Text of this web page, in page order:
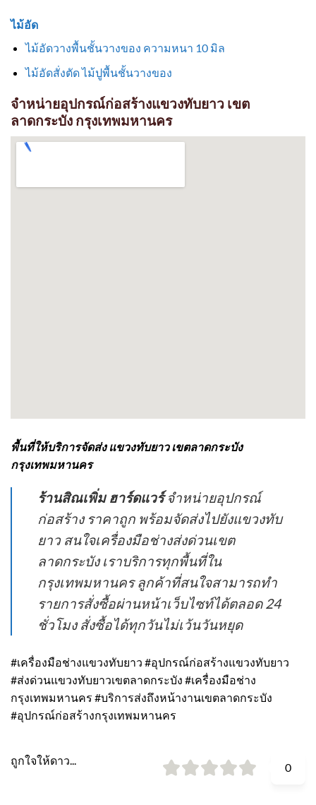
ไม้อัด
ไม้อัดวางพื้นชั้นวางของ ความหนา 10 มิล
ไม้อัดสั่งตัด ไม้ปูพื้นชั้นวางของ
จำหน่ายอุปกรณ์ก่อสร้างแขวงทับยาว เขต
ลาดกระบัง กรุงเทพมหานคร
พื้นที่ให้บริการจัดส่ง แขวงทับยาว เขตลาดกระบัง
กรุงเทพมหานคร
ร้านสิณเพิ่ม ฮาร์ดแวร์จำหน่ายอุปกรณ์
ก่อสร้าง ราคาถูก พร้อมจัดส่งไปยังแขวงทับ
ยาว สนใจเครื่องมือช่างส่งด่วนเขต
ลาดกระบัง เราบริการทุกพื้นที่ใน
กรุงเทพมหานคร ลูกค้าที่สนใจสามารถทำ
รายการสั่งซื้อผ่านหน้าเว็บไซท์ได้ตลอด 24
ชั่วโมง สั่งซื้อได้ทุกวันไม่เว้นวันหยุด
#เครื่องมือช่างแขวงทับยาว #อุปกรณ์ก่อสร้างแขวงทับยาว
#ส่งด่วนแขวงทับยาวเขตลาดกระบัง #เครื่องมือช่าง
กรุงเทพมหานคร #บริการส่งถึงหน้างานเขตลาดกระบัง
#อุปกรณ์ก่อสร้างกรุงเทพมหานคร
ถูกใจให้ดาว...
0